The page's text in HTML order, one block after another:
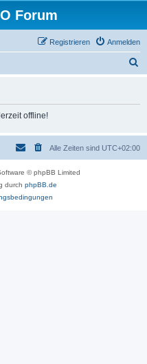
Forum
Anmelden
Registrieren
offline!
Alle Zeiten sind UTC+02:00
© phpBB Limited
durch phpBB.de